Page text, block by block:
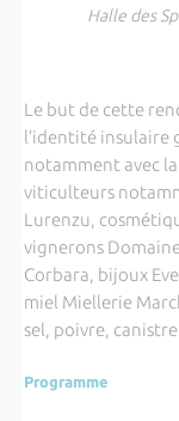
Halle des
Le but de cette
l’identité insulaire
notamment avec
viticulteurs
Lurenzu,
vignerons
Corbara, bijoux
miel Miellerie
sel, poivre,
Programme